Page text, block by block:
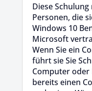
Diese
Personen, die
Windows 10
Microsoft
Wenn Sie ein
führt sie Sie
Computer oder
bereits einen